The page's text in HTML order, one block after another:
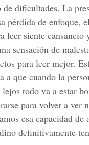
de dificultades. La
pérdida de enfoque,
leer siente cansancio
sensación de
para leer mejor.
a que cuando la
todo va a estar
para volver a ver
esa capacidad
definitivamente